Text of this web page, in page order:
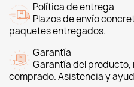
Política de entrega
Plazos de envío
paquetes entregados.
Garantía
Garantía del producto,
comprado. Asistencia y